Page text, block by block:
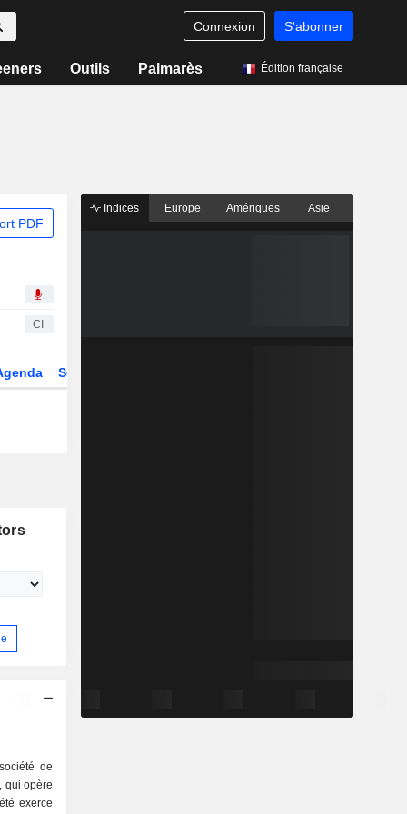
Connexion S'abonner
Outils Palmarès Édition française
PDF
CI
Secteur
de
qui opère
exerce
Indices Europe Amériques Asie